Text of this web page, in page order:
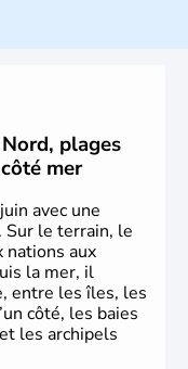
Cabral en
nombreux esclaves
exploitation des
plages
mer
avec une
Sur le terrain, le
aux
la mer, il
entre les îles, les
côté, les baies
les archipels